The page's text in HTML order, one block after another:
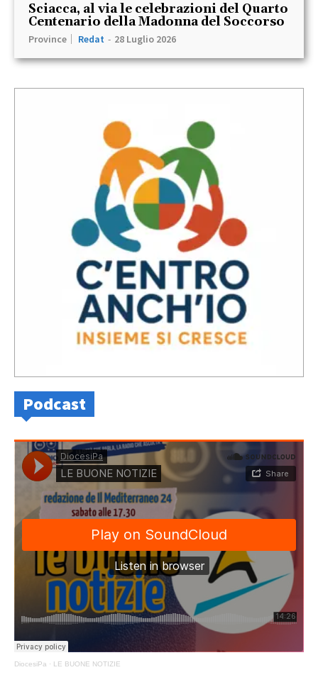
Sciacca, al via le celebrazioni del Quarto
Centenario della Madonna del Soccorso
Province Redat - 28 Luglio 2026
Podcast
DiocesiPa · LE BUONE NOTIZIE